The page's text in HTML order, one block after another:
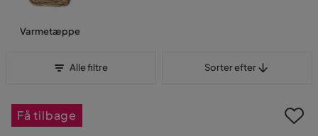
Varmetæppe
Alle filtre Sorter efter
Få tilbage